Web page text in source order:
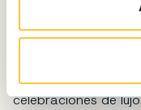
extraordinario viaje
La meticulosa
de socios e
evento,
celebraciones de